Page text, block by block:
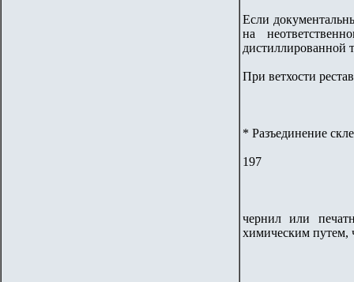
Если
на
дистиллированной
При ветхости
* Разъединение
197
чернил или
химическим путем,